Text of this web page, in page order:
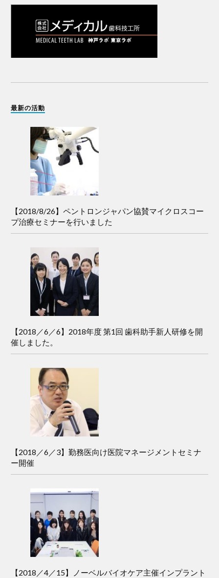
最新の活動
【2018/8/26】ペントロンジャパン協賛マイクロスコー
プ治療セミナーを行いました
【2018／6／6】2018年度 第1回 歯科助手新人研修を開
催しました。
【2018／6／3】勤務医向け医院マネージメントセミナ
ー開催
【2018／4／15】ノーベルバイオケア主催インプラント